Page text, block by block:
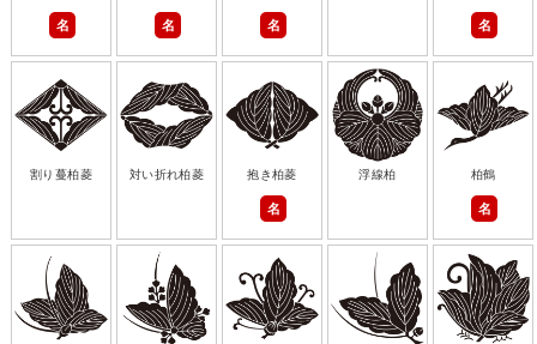
名 名 名 名
割り蔓柏菱 対い折れ柏菱 抱き柏菱
名
浮線柏 柏鶴
名